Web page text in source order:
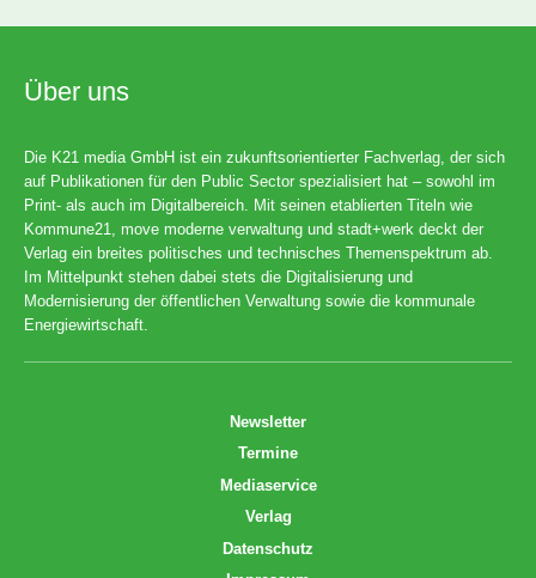
Über uns
Die K21 media GmbH ist ein zukunftsorientierter Fachverlag, der sich
auf Publikationen für den Public Sector spezialisiert hat – sowohl im
Print- als auch im Digitalbereich. Mit seinen etablierten Titeln wie
Kommune21, move moderne verwaltung und stadt+werk deckt der
Verlag ein breites politisches und technisches Themenspektrum ab.
Im Mittelpunkt stehen dabei stets die Digitalisierung und
Modernisierung der öffentlichen Verwaltung sowie die kommunale
Energiewirtschaft.
Newsletter
Termine
Mediaservice
Verlag
Datenschutz